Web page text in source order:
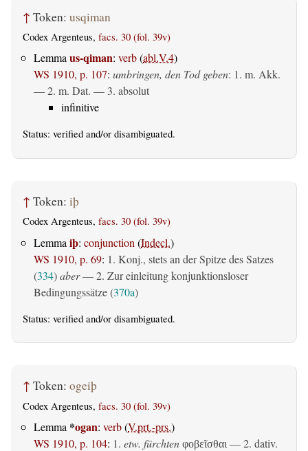
↑ Token: usqiman
Codex Argenteus, facs. 30 (fol. 39v)
Lemmaus-qiman: verb(abl.V.4)
WS 1910, p. 107: umbringen, den Tod geben: 1. m. Akk.
— 2. m. Dat. — 3. absolut
infinitive
Status: verified and/or disambiguated.
↑ Token: iþ
Codex Argenteus, facs. 30 (fol. 39v)
Lemma iþ: conjunction (Indecl.)
WS 1910, p. 69: 1. Konj., stets an der Spitze des Satzes
(334)aber— 2. Zur einleitung konjunktionsloser
Bedingungssätze (370a)
Status: verified and/or disambiguated.
↑ Token: ogeiþ
Codex Argenteus, facs. 30 (fol. 39v)
Lemma *ogan: verb(V.prt.-prs.)
WS 1910, p. 104: 1. etw. fürchten φοβεῖσθαι — 2. dativ.